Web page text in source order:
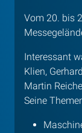
Vom 20. bis
Interessant
Klien,
Martin
Seine